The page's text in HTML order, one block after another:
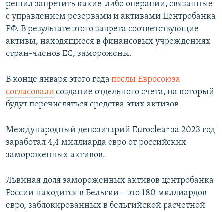
решил запретить какие-либо операции, связанные
с управлением резервами и активами Центробанка
РФ. В результате этого запрета соответствующие
активы, находящиеся в финансовых учреждениях
стран-членов ЕС, заморожены.
В конце января этого года послы Евросоюза
согласовали создание отдельного счета, на который
будут перечисляться средства этих активов.
Международный депозитарий Euroclear за 2023 год
заработал 4,4 миллиарда евро от российских
замороженных активов.
Львиная доля замороженных активов центробанка
России находится в Бельгии – это 180 миллиардов
евро, заблокированных в бельгийской расчетной